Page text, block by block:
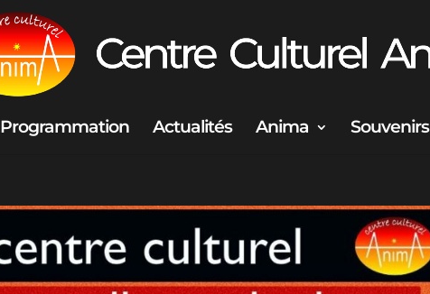
Programmation Actualités Anima Souvenirs